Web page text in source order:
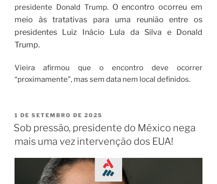
presidente Donald Trump. O encontro ocorreu em
meio às tratativas para uma reunião entre os
presidentes Luiz Inácio Lula da Silva e Donald
Trump.
Vieira afirmou que o encontro deve ocorrer
“proximamente”, mas sem data nem local definidos.
1 DE SETEMBRO DE 2025
Sob pressão, presidente do México nega
mais uma vez intervenção dos EUA!